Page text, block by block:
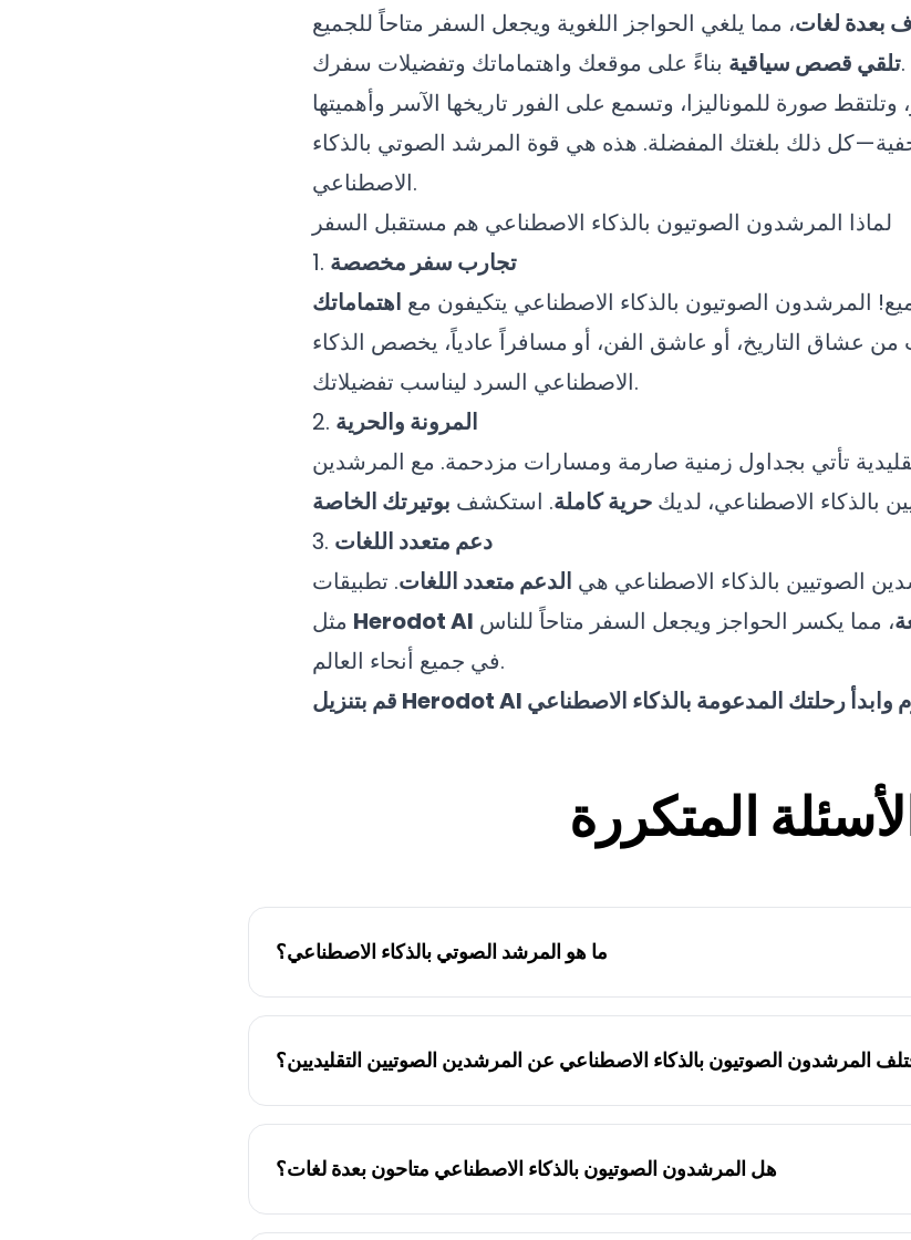
بعدة لغات
تلقي قصص سياقيةبناءً على موقعك واهتماماتك وتفضيلات سفرك.
صورة للموناليزا، وتسمع على الفور تاريخها الآسر وأهميتها
ذلك بلغتك المفضلة. هذه هي قوة المرشد الصوتي بالذكاء
الاصطناعي.
لماذا المرشدون الصوتيون بالذكاء الاصطناعي هم مستقبل السفر
1. تجارب سفر مخصصة
المرشدون الصوتيون بالذكاء الاصطناعي يتكيفون مع اهتماماتك
عشاق التاريخ، أو عاشق الفن، أو مسافراً عادياً، يخصص الذكاء
الاصطناعي السرد ليناسب تفضيلاتك.
2. المرونة والحرية
تأتي بجداول زمنية صارمة ومسارات مزدحمة. مع المرشدين
بالذكاء الاصطناعي، لديك حرية كاملة. استكشف بوتيرتك الخاصة
3. دعم متعدد اللغات
الصوتيين بالذكاء الاصطناعي هي الدعم متعدد اللغات. تطبيقات
Herodot AI ، مما يكسر الحواجز ويجعل السفر متاحاً للناس
في جميع أنحاء العالم.
المتكررة
ما هو المرشد الصوتي بالذكاء الاصطناعي؟
الذكاء الاصطناعي لتوليد جولات صوتية مخصصة وتفاعلية في الوقت الفعلي. على عكس
محدثة، ومتاحة بعدة لغات.
المرشدون الصوتيون بالذكاء الاصطناعي عن المرشدين الصوتيين التقليديين؟
مسبقاً وثابتون، ويقدمون تجارب واحدة للجميع. المرشدون الصوتيون بالذكاء الاصطناعي
هل المرشدون الصوتيون بالذكاء الاصطناعي متاحون بعدة لغات؟
نعم! معظم المرشدين الصوتيين بالذكاء الاصطناعي، بما في ذلك Herodot AI، تقدم دعماً متعدد اللغات، مما يتيح لك الاستكشاف